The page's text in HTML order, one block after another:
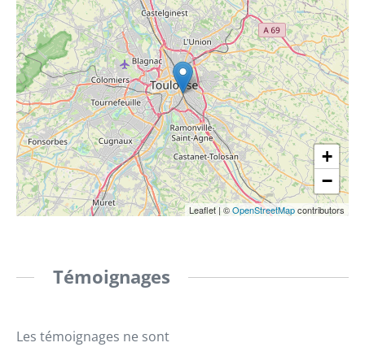
+
−
Leaflet | ©OpenStreetMapcontributors
Témoignages
Les témoignages ne sont